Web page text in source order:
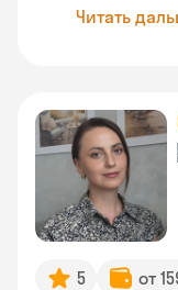
Читать
5 от